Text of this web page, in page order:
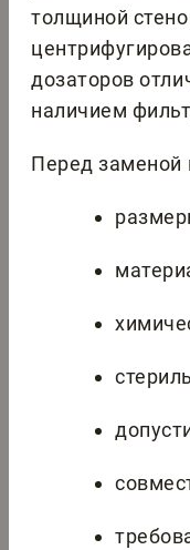
толщиной
дозаторов
наличием
Перед заменой